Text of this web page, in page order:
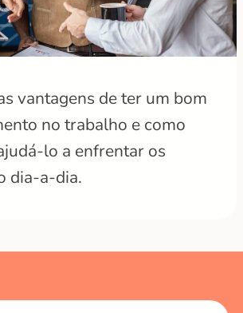
vantagens de ter um bom
no trabalho e como
lo a enfrentar os
dia-a-dia.